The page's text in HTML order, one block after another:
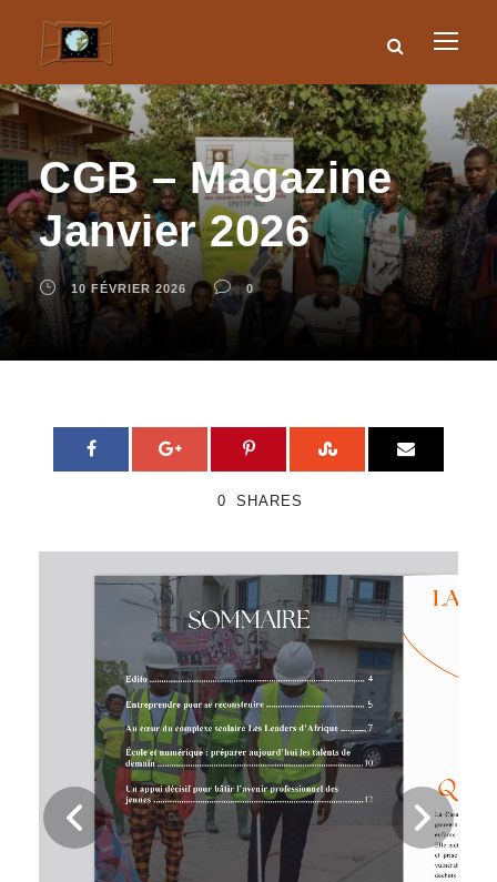
CGB – Magazine
Janvier 2026
10 FÉVRIER 2026 0
0 SHARES